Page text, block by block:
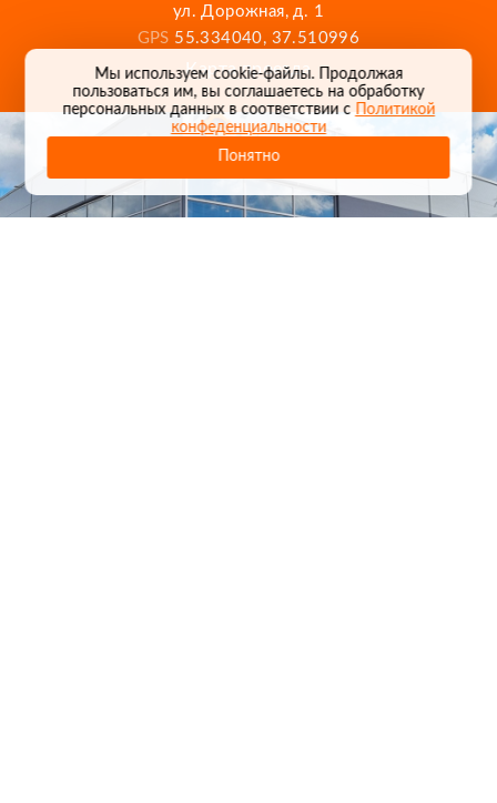
ул. Дорожная, д. 1
GPS 55.334040, 37.510996
Карта проезда
Мы используем cookie-файлы. Продолжая
пользоваться им, вы соглашаетесь на обработку
персональных данных в соответствии сПолитикой
конфеденциальности
Понятно